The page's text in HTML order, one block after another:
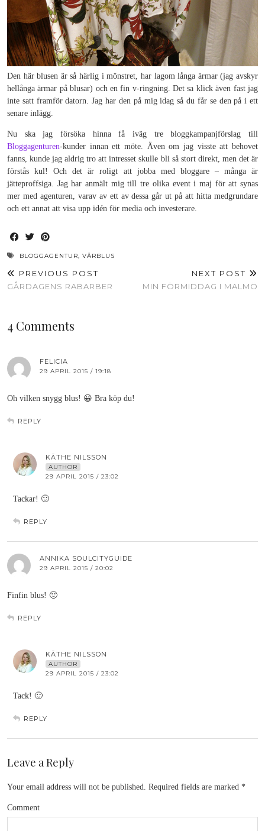
Den här blusen är så härlig i mönstret, har lagom långa ärmar (jag avskyr
hellånga ärmar på blusar) och en fin v-ringning. Det sa klick även fast jag
inte satt framför datorn. Jag har den på mig idag så du får se den på i ett
senare inlägg.
Nu ska jag försöka hinna få iväg tre bloggkampanjförslag till
Bloggagenturen-kunder innan ett möte. Även om jag visste att behovet
fanns, kunde jag aldrig tro att intresset skulle bli så stort direkt, men det är
förstås kul! Och det är roligt att jobba med bloggare – många är
jätteproffsiga. Jag har anmält mig till tre olika event i maj för att synas
mer med agenturen, varav av ett av dessa går ut på att hitta medgrundare
och ett annat att visa upp idén för media och investerare.
BLOGGAGENTUR, VÅRBLUS
PREVIOUS POST
GÅRDAGENS RABARBER
NEXT POST
MIN FÖRMIDDAG I MALMÖ
4 Comments
FELICIA
29 APRIL 2015 / 19:18
Oh vilken snygg blus! 😀 Bra köp du!
REPLY
KÄTHE NILSSON
AUTHOR
29 APRIL 2015 / 23:02
Tackar! 🙂
REPLY
ANNIKA SOULCITYGUIDE
29 APRIL 2015 / 20:02
Finfin blus! 🙂
REPLY
KÄTHE NILSSON
AUTHOR
29 APRIL 2015 / 23:02
Tack! 🙂
REPLY
Leave a Reply
Your email address will not be published. Required fields are marked *
Comment